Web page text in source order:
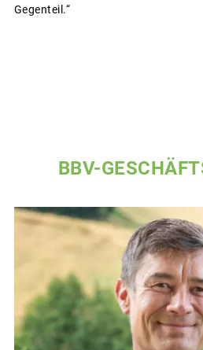
Gegenteil.“
BBV-